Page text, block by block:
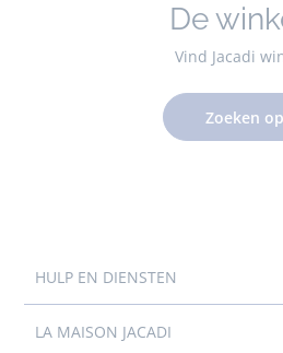
De
Vind Jacadi
Zoeken op
HULP EN DIENSTEN
LA MAISON JACADI